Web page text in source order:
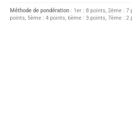
Méthode de pondération : 1er : 8 points, 2ème : 7
points, 5ème : 4 points, 6ème : 3 points, 7ème : 2